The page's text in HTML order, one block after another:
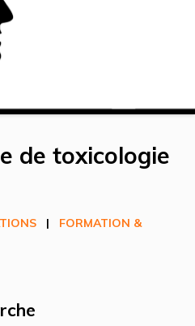
de toxicologie
| FORMATION &